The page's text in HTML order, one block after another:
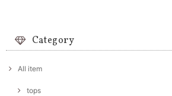
Category
All item
tops